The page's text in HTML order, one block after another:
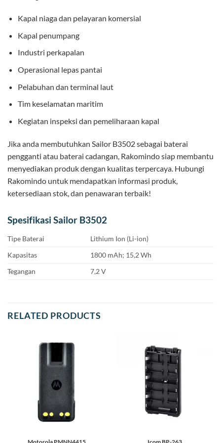
Kapal niaga dan pelayaran komersial
Kapal penumpang
Industri perkapalan
Operasional lepas pantai
Pelabuhan dan terminal laut
Tim keselamatan maritim
Kegiatan inspeksi dan pemeliharaan kapal
Jika anda membutuhkan Sailor B3502 sebagai baterai
pengganti atau baterai cadangan, Rakomindo siap membantu
menyediakan produk dengan kualitas terpercaya. Hubungi
Rakomindo untuk mendapatkan informasi produk,
ketersediaan stok, dan penawaran terbaik!
Spesifikasi Sailor B3502
Tipe Baterai
Lithium Ion (Li-ion)
Kapasitas
1800 mAh; 15,2 Wh
Tegangan
7,2 V
RELATED PRODUCTS